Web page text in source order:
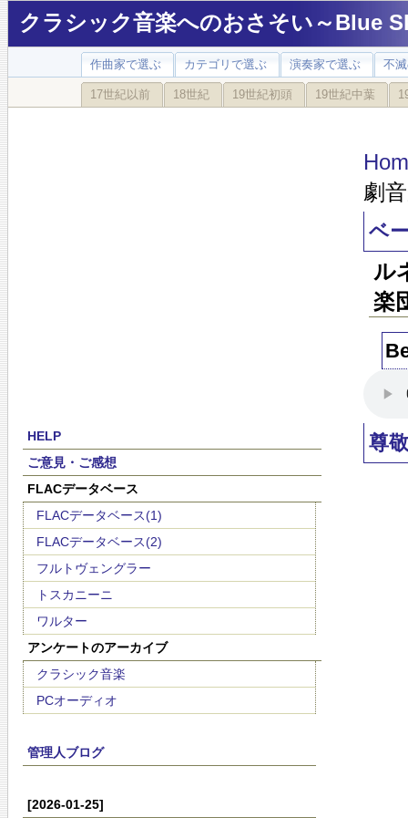
クラシック音楽へのおさそい～Blue
作曲家で選ぶ カテゴリで選ぶ 演奏家で選ぶ 不
17世紀以前 18世紀 19世紀初頭 19世紀中葉
HELP
ご意見・ご感想
FLACデータベース
FLACデータベース(1)
FLACデータベース(2)
フルトヴェングラー
トスカニーニ
ワルター
アンケートのアーカイブ
クラシック音楽
PCオーディオ
管理人ブログ
[2026-01-25]
劇
ベ
ル
楽
尊